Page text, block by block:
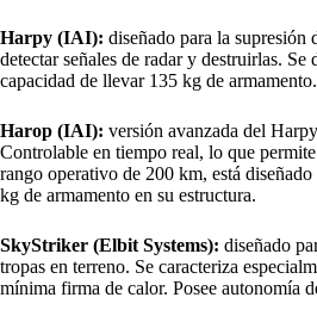
Harpy (IAI): diseñado para la supresión
detectar señales de radar y destruirlas.
capacidad de llevar 135 kg de armamento.
Harop (IAI): versión avanzada del
Controlable en tiempo real, lo que
rango operativo de 200 km, está
kg de armamento en su estructura.
SkyStriker (Elbit Systems): diseñado
tropas en terreno. Se caracteriza
mínima firma de calor. Posee autonomía